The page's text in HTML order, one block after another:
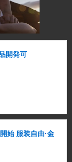
開発可
始 服装自由·金